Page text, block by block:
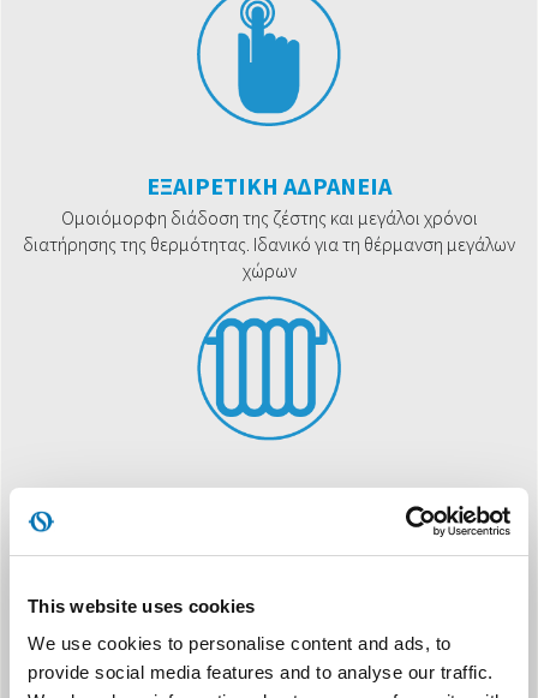
This website uses cookies
We use cookies to personalise content and ads, to
provide social media features and to analyse our traffic.
ΕΞΑΙΡΕΤΙΚΗ ΑΔΡΑΝΕΙΑ
Ομοιόμορφη διάδοση της ζέστης και μεγάλοι χρόνοι
διατήρησης της θερμότητας. Ιδανικό για τη θέρμανση μεγάλων
χώρων
Με τα καλοριφέρ λαδιού της Olimpia Splendid μπορείτε να
ζεστάνετε το χώρο σας με απόλυτη ησυχία!